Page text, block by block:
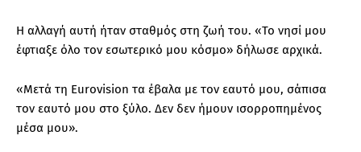
Η αλλαγή αυτή ήταν σταθμός στη ζωή του. «Το νησί μου
έφτιαξε όλο τον εσωτερικό μου κόσμο» δήλωσε αρχικά.
«Μετά τη Eurovision τα έβαλα με τον εαυτό μου, σάπισα
τον εαυτό μου στο ξύλο. Δεν δεν ήμουν ισορροπημένος
μέσα μου».